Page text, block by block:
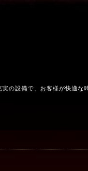
の設備で、お客様が快適な